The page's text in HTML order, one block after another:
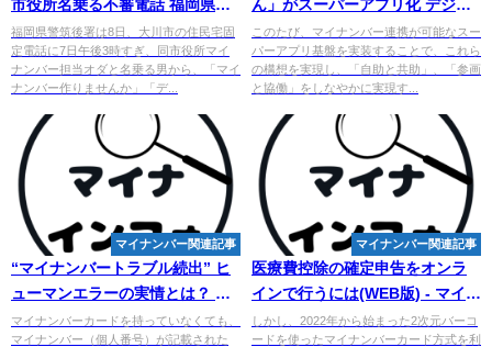
市役所名乗る不審電話 福岡県大
川市で発生 - goo ニュース
福岡県警筑後署は8日、大川市の住民宅固
定電話に7日午後3時すぎ、同市役所マイ
ナンバー担当オダと名乗る男から、「マイ
ナンバー作りませんか」「デ...
ん」がスーパーアプリ化 デジタ
ル市民証搭載「まにあぷり」提
供開始
このたび、マイナンバー連携が可能なスー
パーアプリ基盤を実装することで、これら
の構想を実現し、「自助と共助」、「参画
と協働」をしなやかに実現す...
マイナンバー関連記事
“マイナンバー トラブル続出” ヒ
ューマンエラーの実情とは？ デ
ジタル化の必要性とは？【谷龍
哉】
マイナンバーカードを持っていなくても、
マイナンバー（個人番号）が記載された
マイナンバー関連記事
医療費控除の確定申告をオンラ
インで行うには(WEB版) - マイナ
ビニュース
しかし、2022年から始まった2次元バーコ
ードを使ったマイナンバーカード方式を利